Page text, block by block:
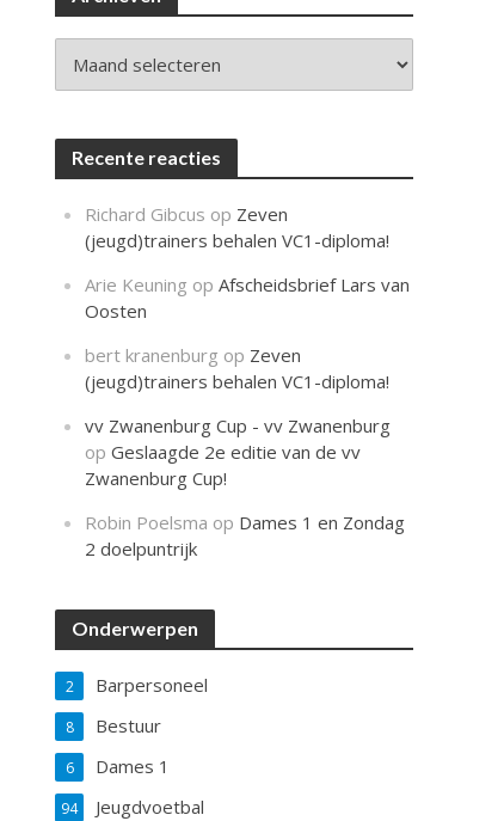
t
Recente reacties
Richard Gibcus op Zeven
(jeugd)trainers behalen VC1-diploma!
Arie Keuning opAfscheidsbrief Lars van
Oosten
bert kranenburg op Zeven
(jeugd)trainers behalen VC1-diploma!
vv Zwanenburg Cup - vv Zwanenburg
opGeslaagde 2e editie van de vv
Zwanenburg Cup!
Robin Poelsma op Dames 1 en Zondag
2 doelpuntrijk
Onderwerpen
Barpersoneel
2
Bestuur
8
Dames 1
6
Jeugdvoetbal
94